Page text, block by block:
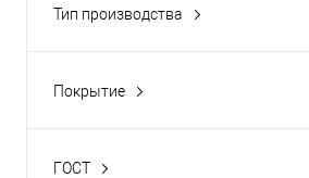
Тип производства
Покрытие
ГОСТ